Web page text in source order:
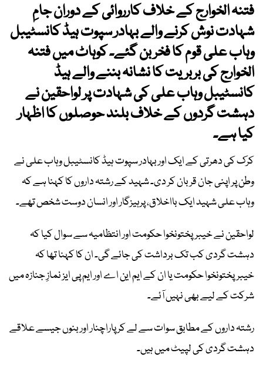
فتنہ الخوارج کے خلاف کارروائی کے دوران جامِ
شہادت نوش کرنے والے بہادر سپوت ہیڈ کانسٹیبل
وہاب علی قوم کا فخر بن گئے۔ کوہاٹ میں فتنہ
الخوارج کی بربریت کا نشانہ بننے والے ہیڈ
کانسٹیبل وہاب علی کی شہادت پر لواحقین نے
دہشت گردوں کے خلاف بلند حوصلوں کا اظہار
کیا ہے۔
کرک کی دھرتی کے ایک اور بہادر سپوت ہیڈ کانسٹیبل وہاب علی نے
وطن پر اپنی جان قربان کر دی۔ شہید کے رشتہ داروں کا کہنا ہے کہ
وہاب علی شہید ایک بااخلاق، پرہیزگار اور انسان دوست شخص تھے۔
لواحقین نے خیبرپختونخوا حکومت اور انتظامیہ سے سوال کیا کہ
دہشت گردی کب تک برداشت کی جائے گی۔ ان کا کہنا تھا کہ
خیبرپختونخوا حکومت یا ان کے ایم این اے اور ایم پی ایز نمازِ جنازہ میں
شرکت کے لیے بھی نہیں آئے۔
رشتہ داروں کے مطابق سوات سے لے کر پاراچنار اور بنوں جیسے علاقے
دہشت گردی کی لپیٹ میں ہیں۔